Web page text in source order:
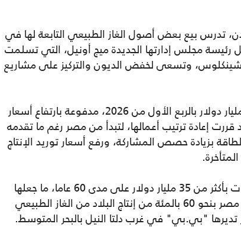
تدرس بيع بعض أصول الغاز الطبيعي التابعة لها في
مجلس إدارتها الجديدة ميج أونيل، التي تسلمت
وتسعى لخفض الديون والتركيز على مشاريع
الشركة البريطانية التي ضاعفت أرباحها لتتجاوز 3.2 مليار دولار بالربع الأول من 2026، مدفوعة بارتفاع أسعار
قررت إعادة ترتيب أعمالها، لتبدأ من مصر رغم ما تقدمه
بزيادة حصص المشاركة، ورفع أسعار توريد الإنتاج
ويشير تاريخ عمل "بي.بي" في مصر عن استثمارات بأكثر من 35 مليار دولار على مدى 60 عاما، ما جعلها
على قمة قائمة إنتاج الشركات الأجنبية العاملة في مصر بنحو 60 بالمئة من إنتاج البلاد من الغاز الطبيعي